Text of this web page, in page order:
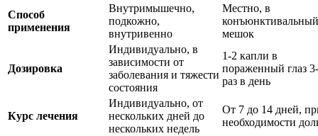
Способ
применения
Внутримышечно,
подкожно,
внутривенно
Местно, в
конъюнктивальный
мешок
Дозировка
Индивидуально, в
зависимости от
заболевания и тяжести
состояния
1-2 капли в
пораженный глаз
раз в день
Курс лечения
Индивидуально, от
нескольких дней до
нескольких недель
От 7 до 14 дней,
необходимости